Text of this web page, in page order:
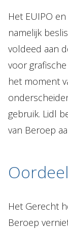
Het EUIPO
namelijk
voldeed aan
voor
het moment
gebruik. Lidl
van Beroep
Het Gerecht
Beroep